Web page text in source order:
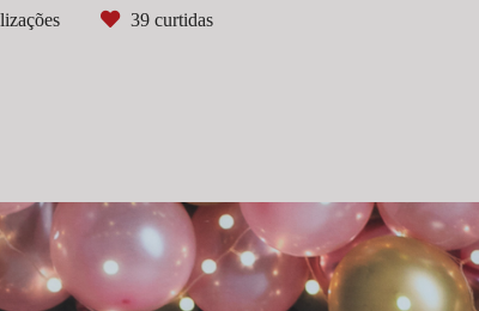
39 curtidas